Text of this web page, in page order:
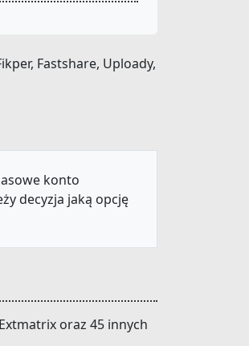
Fastshare, Uploady,
konto
decyzja jaką opcję
oraz 45 innych